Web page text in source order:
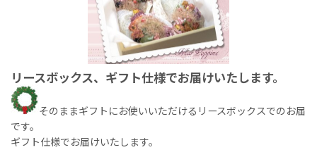
リースボックス、ギフト仕様でお届けいたします。
そのままギフトにお使いいただけるリースボックスでのお届
です。
ギフト仕様でお届けいたします。